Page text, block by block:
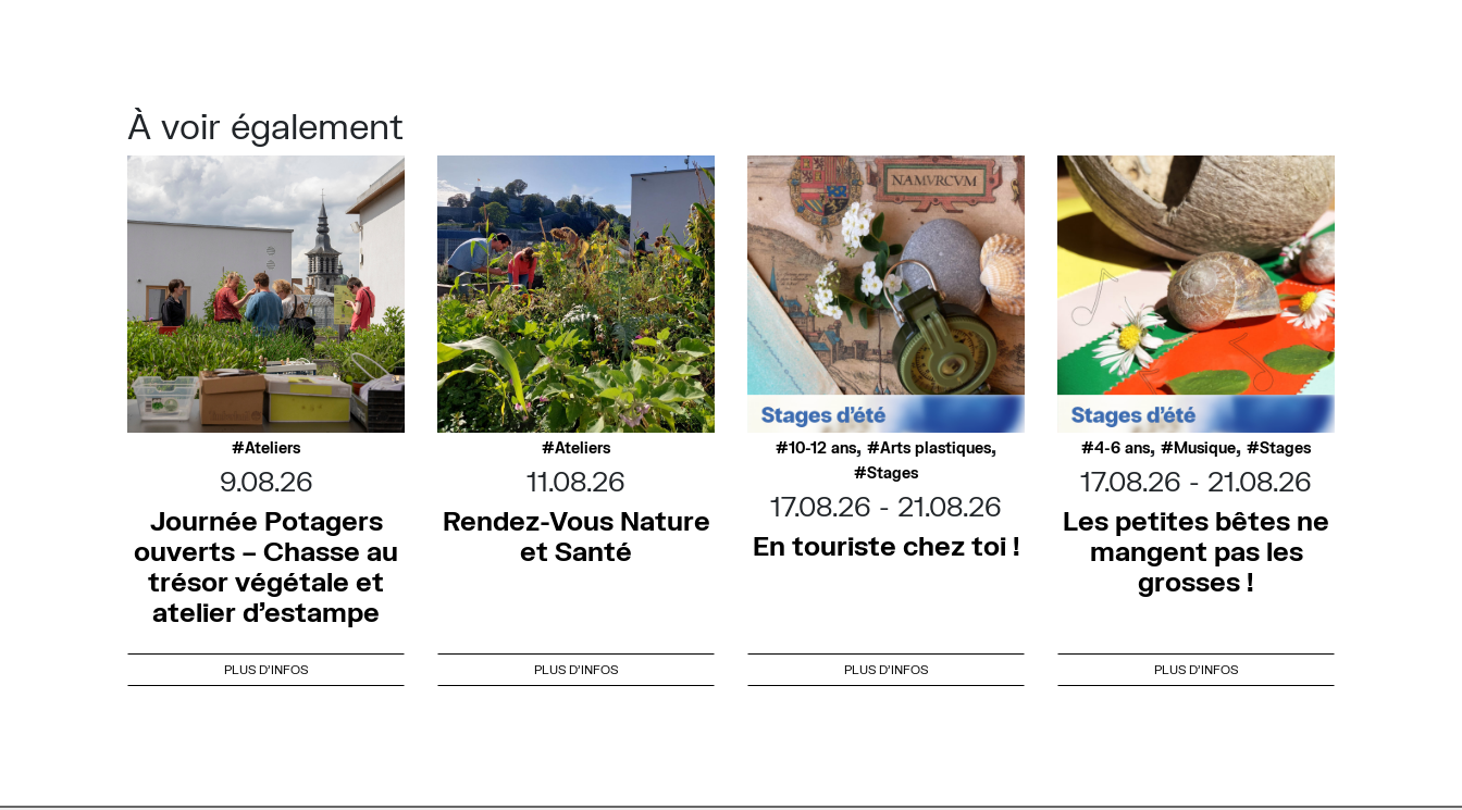
À voir également
Ateliers
9.08.26
Journée Potagers
ouverts – Chasse au
trésor végétale et
atelier d’estampe
PLUS D'INFOS
Ateliers
11.08.26
Rendez-Vous Nature
et Santé
PLUS D'INFOS
10-12 ans, Arts plastiques,
Stages
17.08.26
21.08.26
En touriste chez toi !
PLUS D'INFOS
4-6 ans, Musique, Stages
17.08.26
21.08.26
Les petites bêtes ne
mangent pas les
grosses !
PLUS D'INFOS